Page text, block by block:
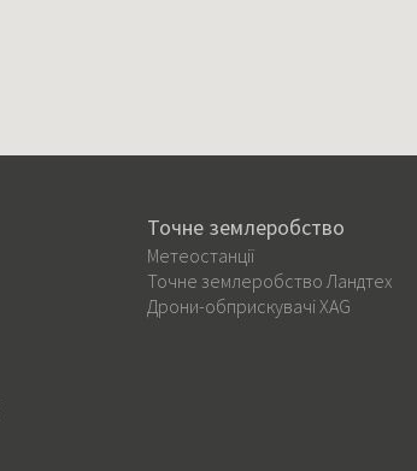
Точне землеробство
Метеостанції
Точне землеробство Ландтех
Дрони-обприскувачі XAG